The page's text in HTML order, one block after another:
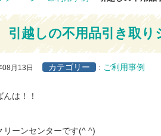
引越しの不用品引き取り
08月13日 カテゴリー : ご利用事例
んは！！
リーンセンターです(^ ^)